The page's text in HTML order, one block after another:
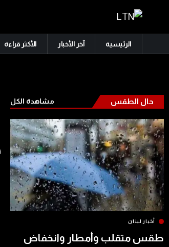
الرئيسية آخر الأخبار الأكثر قراءة
حال الطقس مشاهدة الكل
أخبار لبنان
طقس متقلب وأمطار وانخفاض